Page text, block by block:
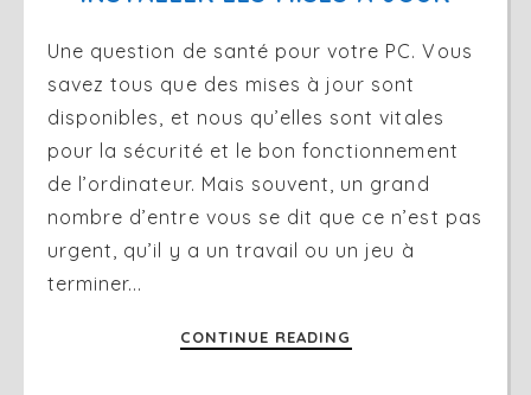
Une question de santé pour votre PC. Vous
savez tous que des mises à jour sont
disponibles, et nous qu’elles sont vitales
pour la sécurité et le bon fonctionnement
de l’ordinateur. Mais souvent, un grand
nombre d’entre vous se dit que ce n’est pas
urgent, qu’il y a un travail ou un jeu à
terminer...
CONTINUE READING